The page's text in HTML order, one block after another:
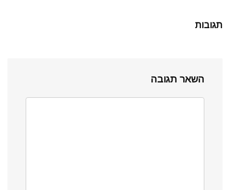
תגובות
השאר תגובה